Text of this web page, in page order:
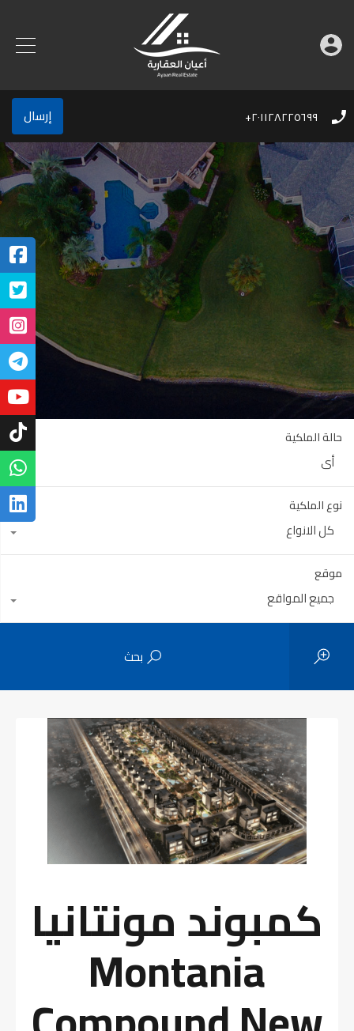
٢٠١١٢٨٢٢٥٦٩٩+ إرسال
حالة الملكية
أي
نوع الملكية
كل الانواع
موقع
جميع المواقع
بحث
كمبوند مونتانيا
Montania